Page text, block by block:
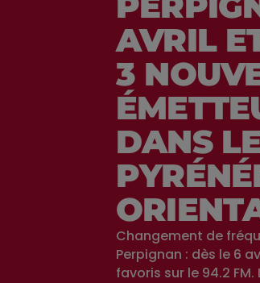
AVRIL
3
DANS
Changement de
Perpignan : dès le 6
favoris sur le 94.2